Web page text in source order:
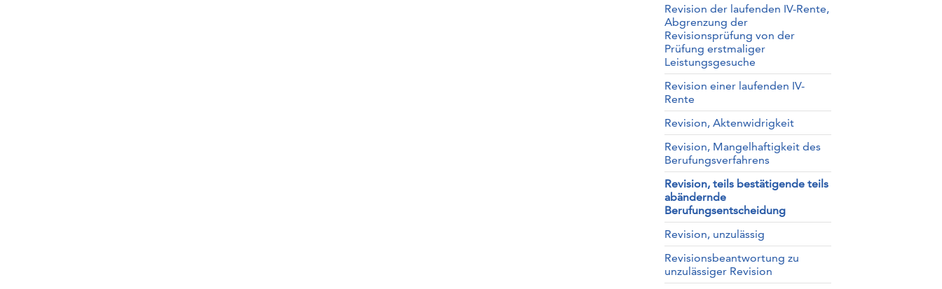
Revision der laufenden IV-Rente,
Abgrenzung der
Revisionsprüfung von der
Prüfung erstmaliger
Leistungsgesuche
Revision einer laufenden IV-
Rente
Revision, Aktenwidrigkeit
Revision, Mangelhaftigkeit des
Berufungsverfahrens
Revision, teils bestätigende teils
abändernde
Berufungsentscheidung
Revision, unzulässig
Revisionsbeantwortung zu
unzulässiger Revision